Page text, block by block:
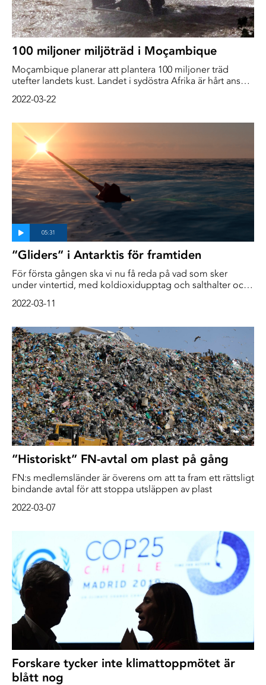
100 miljoner miljöträd i Moçambique
Moçambique planerar att plantera 100 miljoner träd
utefter landets kust. Landet i sydöstra Afrika är hårt ansatt
2022-03-22
”Gliders” i Antarktis för framtiden
För första gången ska vi nu få reda på vad som sker
under vintertid, med koldioxidupptag och salthalter och
klimatmodeller för att få säkrare förutsägelser om
2022-03-11
”Historiskt” FN-avtal om plast på gång
FN:s medlemsländer är överens om att ta fram ett rättsligt
bindande avtal för att stoppa utsläppen av plast
2022-03-07
Forskare tycker inte klimattoppmötet är
blått nog